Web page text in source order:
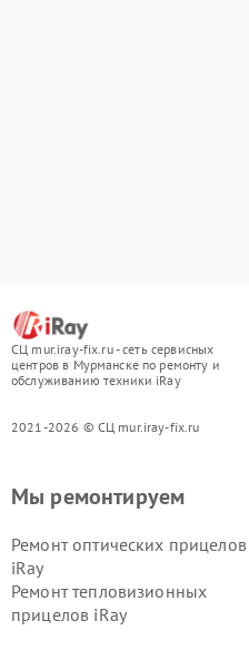
СЦ mur.iray-fix.ru - сеть сервисных
центров в Мурманске по ремонту и
обслуживанию техники iRay
2021-2026 © СЦ mur.iray-fix.ru
Мы ремонтируем
Ремонт оптических прицелов
iRay
Ремонт тепловизионных
прицелов iRay